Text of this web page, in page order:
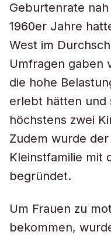
Geburtenrate
1960er Jahre
West im
Umfragen gaben
die hohe
erlebt hätten und
höchstens zwei
Zudem wurde
Kleinstfamilie mit
begründet.
Um Frauen zu
bekommen,